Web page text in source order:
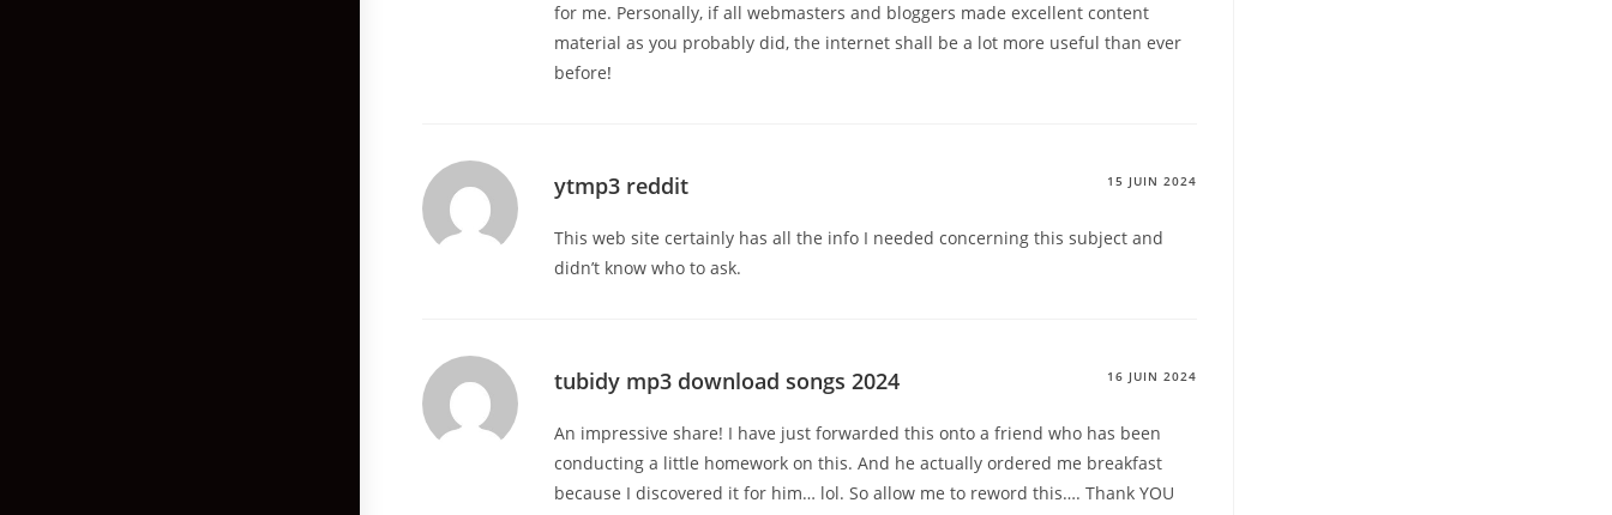
for me. Personally, if all webmasters and bloggers made excellent content
material as you probably did, the internet shall be a lot more useful than ever
before!
ytmp3 reddit 15 JUIN 2024
This web site certainly has all the info I needed concerning this subject and
didn’t know who to ask.
tubidy mp3 download songs 2024 16 JUIN 2024
An impressive share! I have just forwarded this onto a friend who has been
conducting a little homework on this. And he actually ordered me breakfast
because I discovered it for him… lol. So allow me to reword this…. Thank YOU